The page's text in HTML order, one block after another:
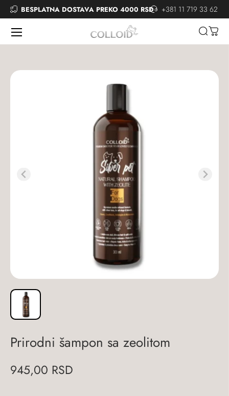
BESPLATNA DOSTAVA PREKO 4000 RSD +381 11 719 33 62
Prirodni šampon sa zeolitom
945,00 RSD